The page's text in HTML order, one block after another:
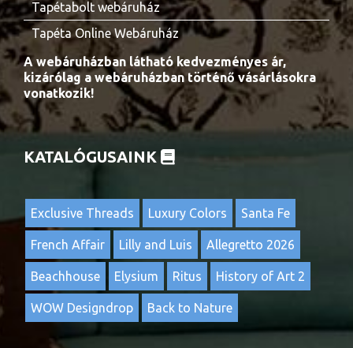
Tapétabolt webáruház
Tapéta Online Webáruház
A webáruházban látható kedvezményes ár,
kizárólag a webáruházban történő vásárlásokra
vonatkozik!
KATALÓGUSAINK
Exclusive Threads Luxury Colors Santa Fe
French Affair Lilly and Luis Allegretto 2026
Beachhouse Elysium Ritus History of Art 2
WOW Designdrop Back to Nature